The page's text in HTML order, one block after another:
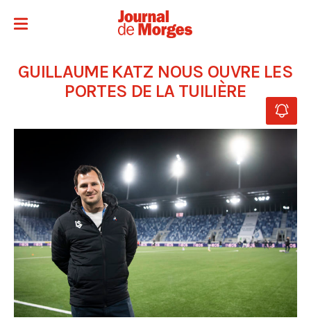
GUILLAUME KATZ NOUS OUVRE LES
PORTES DE LA TUILIÈRE